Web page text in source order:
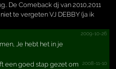
De Comeback dj van 2010,2011
te vergeten VJ DEBBY (ja ik
2009-10-26
Je hebt het in je
2008-11-10
een goed stap gezet om